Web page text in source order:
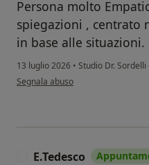
Persona molto
spiegazioni , centrato
in base alle situazioni.
13 luglio 2026 • Studio Dr. Sordelli
secondo l'opinione dell'utente
Segnala abuso
E.Tedesco